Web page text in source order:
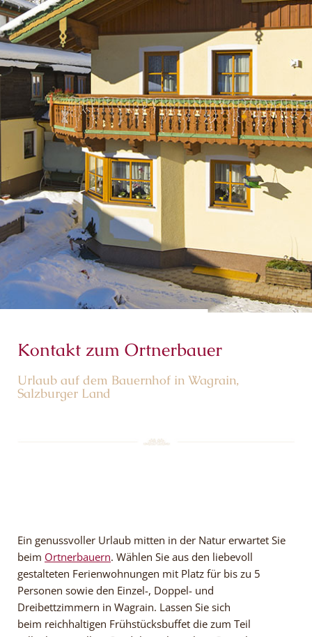
Kontakt zum Ortnerbauer
Urlaub auf dem Bauernhof in Wagrain,
Salzburger Land
Ein genussvoller Urlaub mitten in der Natur erwartet Sie
beim Ortnerbauern. Wählen Sie aus den liebevoll
gestalteten Ferienwohnungen mit Platz für bis zu 5
Personen sowie den Einzel-, Doppel- und
Dreibettzimmern in Wagrain. Lassen Sie sich
beim reichhaltigen Frühstücksbuffet die zum Teil